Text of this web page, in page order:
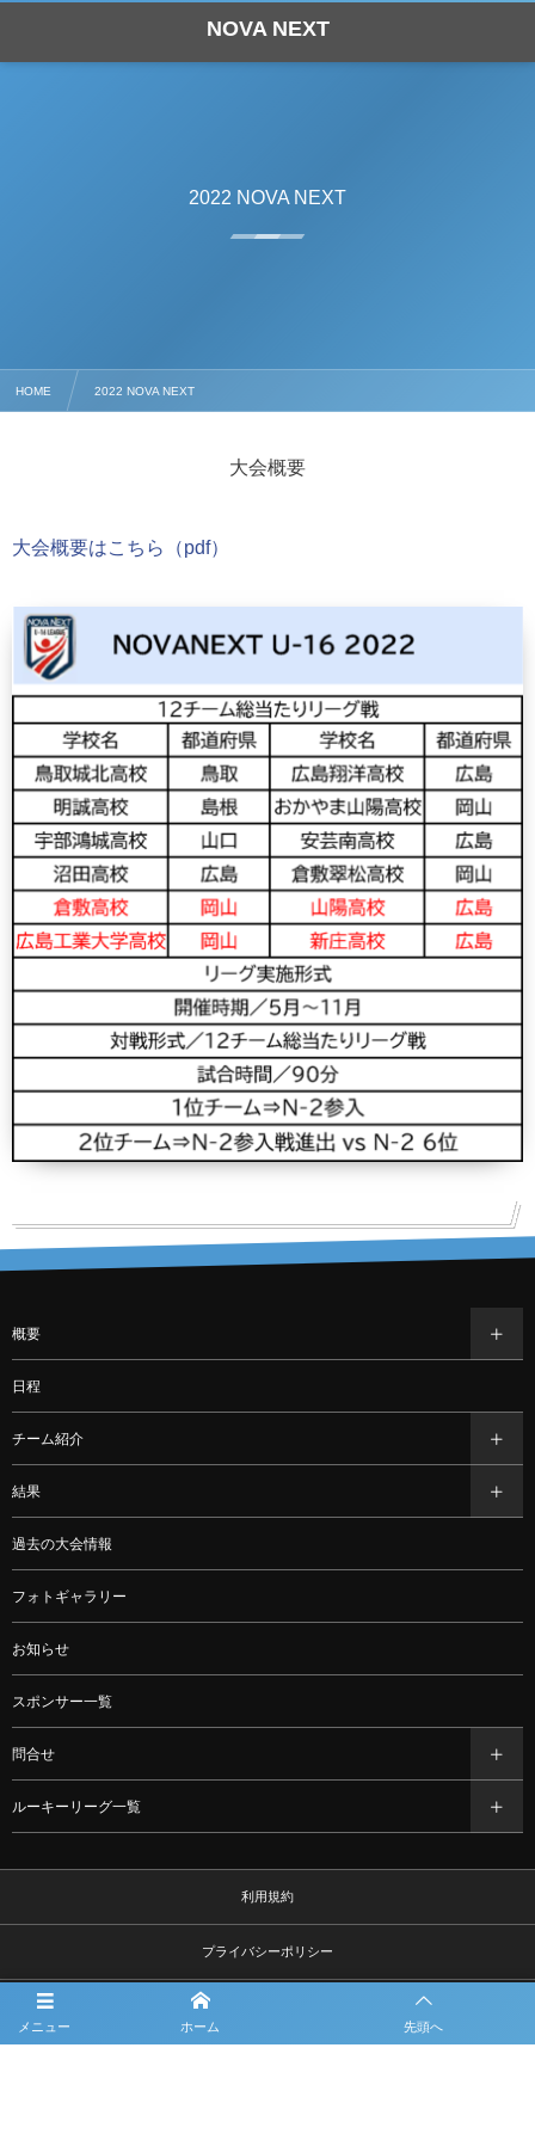
NOVA NEXT
2022 NOVA NEXT
HOME 2022 NOVA NEXT
大会概要
大会概要はこちら（pdf）
メニュー ホーム 先頭へ
概要
日程
チーム紹介
結果
過去の大会情報
フォトギャラリー
お知らせ
スポンサー一覧
問合せ
ルーキーリーグ一覧
利用規約
プライバシーポリシー
観戦マナー＆ルール